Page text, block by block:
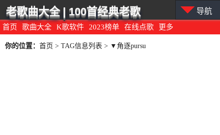
首页 歌曲大全 K歌软件 2023榜单 在线点歌 更多
老歌曲大全 | 100首经典老歌 导航
你的位置： 首页 > TAG信息列表 > ▼角逐pursu